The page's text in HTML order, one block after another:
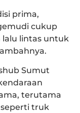
prima,
cukup
lalu lintas untuk
Sumut
terutama
truk